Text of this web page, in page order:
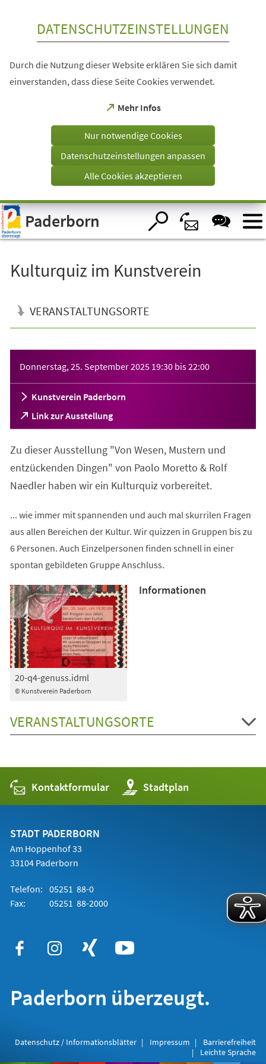
Visuelle
Assistenzsoftware
öffnen.
DATENSCHUTZEINSTELLUNGEN
Durch die Nutzung dieser Website erklären Sie sich damit
einverstanden, dass diese Seite Cookies verwendet.
Mehr Infos
(Öffnet
einem
Tab)
Nur notwendige Cookies
Datenschutzeinstellungen anpassen
Alle Cookies akzeptieren
Paderborn
Kulturquiz im Kunstverein
VERANSTALTUNGSORTE
Donnerstag, 25. September 2025 19:30 bis22:00
Kunstverein Paderborn
Link zur Ausstellung
(Öffnet
in
neuen
Tab)
Zu dieser Ausstellung "Von Wesen, Mustern und
entzückenden Dingen" von Paolo Moretto & Rolf
Naedler haben wir ein Kulturquiz vorbereitet.
... wie immer mit spannenden und auch mal skurrilen Fragen
aus allen Bereichen der Kultur. Wir quizzen in Gruppen bis zu
6 Personen. Auch Einzelpersonen finden schnell in einer
spontan gebildeten Gruppe Anschluss.
© Kunstverein Paderborn
20-q4-genuss.idml
Informationen
VERANSTALTUNGSORTE
Kontaktformular Stadtplan
(Öffnet
in
einem
STADT PADERBORN
Am Hoppenhof 33
33104 Paderborn
Telefon: 05251 88-0
Fax:
05251 88-2000
Paderborn überzeugt.
Datenschutz / Informationsblätter Impressum
Barrierefreiheit
Leichte Sprache